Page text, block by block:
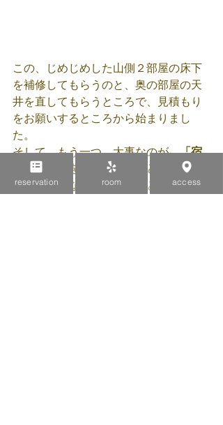
この、じめじめした山側２部屋の床下
を補修してもらうのと、奥の部屋の天
井を直してもらうところで、見積もり
をお願いするところから始まりまし
た。
そして、もう一つ、大事なのが、「宿
として許可をとるためにはどういった
改修が必要なのか」というところ。
reservation room access